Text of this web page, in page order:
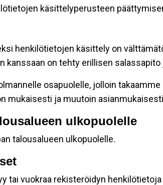
käsittelyperusteen
henkilötietojen käsittely on
kanssaan on tehty erillisen
osapuolelle, jolloin
mukaisesti ja muutoin
ulkopuolelle
talousalueen ulkopuolelle.
tai vuokraa rekisteröidyn